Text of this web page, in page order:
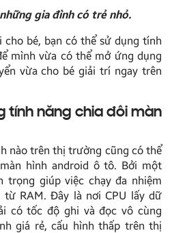
gia đình có trẻ nhỏ.
cho bé, bạn có thể sử dụng tính
mình vừa có thể mở ứng dụng
vừa cho bé giải trí ngay trên
tính năng chia đôi màn
nào trên thị trường cũng có thể
hình android ô tô. Bởi một
trọng giúp việc chạy đa nhiệm
RAM. Đây là nơi CPU lấy dữ
có tốc độ ghi và đọc vô cùng
giá rẻ, cấu hình thấp trên thị